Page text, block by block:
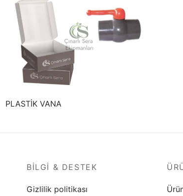
PLASTİK VANA
BILGI & DESTEK
Gizlilik politikası